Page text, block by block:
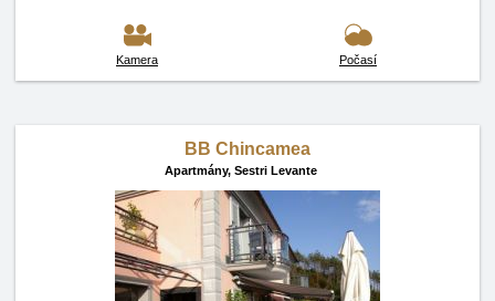
Kamera Počasí
BB Chincamea
Apartmány, Sestri Levante